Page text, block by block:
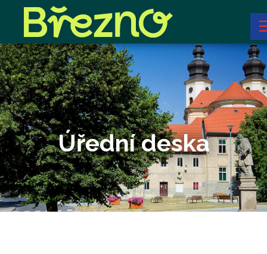
Úřední deska